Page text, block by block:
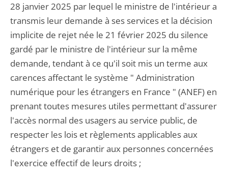
28 janvier 2025 par lequel le ministre de l'intérieur a
transmis leur demande à ses services et la décision
implicite de rejet née le 21 février 2025 du silence
gardé par le ministre de l'intérieur sur la même
demande, tendant à ce qu'il soit mis un terme aux
carences affectant le système " Administration
numérique pour les étrangers en France " (ANEF) en
prenant toutes mesures utiles permettant d'assurer
l'accès normal des usagers au service public, de
respecter les lois et règlements applicables aux
étrangers et de garantir aux personnes concernées
l'exercice effectif de leurs droits ;